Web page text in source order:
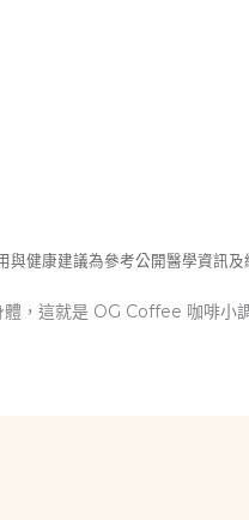
健康建議為參考公開醫學資訊
，這就是 OG Coffee 咖啡小